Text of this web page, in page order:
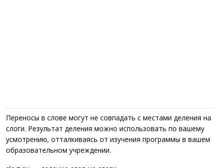
Переносы в слове могут не совпадать с местами деления на
слоги. Результат деления можно использовать по вашему
усмотрению, отталкиваясь от изучения программы в вашем
образовательном учреждении.